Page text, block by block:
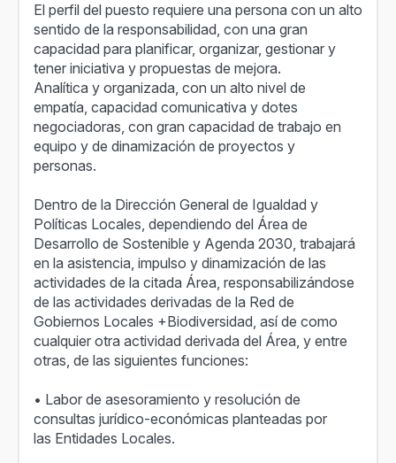
El perfil del puesto requiere una persona con un alto
sentido de la responsabilidad, con una gran
capacidad para planificar, organizar, gestionar y
tener iniciativa y propuestas de mejora.
Analítica y organizada, con un alto nivel de
empatía, capacidad comunicativa y dotes
negociadoras, con gran capacidad de trabajo en
equipo y de dinamización de proyectos y
personas.
Dentro de la Dirección General de Igualdad y
Políticas Locales, dependiendo del Área de
Desarrollo de Sostenible y Agenda 2030, trabajará
en la asistencia, impulso y dinamización de las
actividades de la citada Área, responsabilizándose
de las actividades derivadas de la Red de
Gobiernos Locales +Biodiversidad, así de como
cualquier otra actividad derivada del Área, y entre
otras, de las siguientes funciones:
• Labor de asesoramiento y resolución de
consultas jurídico-económicas planteadas por
las Entidades Locales.